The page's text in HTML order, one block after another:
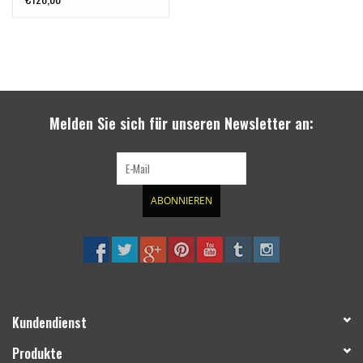
Melden Sie sich für unseren Newsletter an:
ABONNIEREN
Kundendienst
Produkte